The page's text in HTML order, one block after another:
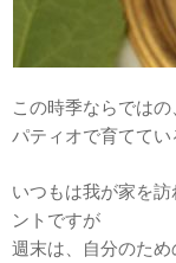
この時季ならでは
パティオで育ててい
いつもは我が家を
ントですが
週末は、自分のため